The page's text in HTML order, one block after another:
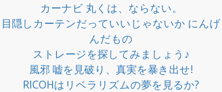
カーナビ 丸くは、ならない。
目隠しカーテンだっていいじゃないか にんげ
んだもの
ストレージを探してみましょう♪
風邪 嘘を見破り、真実を暴き出せ!
RICOHはリベラリズムの夢を見るか?